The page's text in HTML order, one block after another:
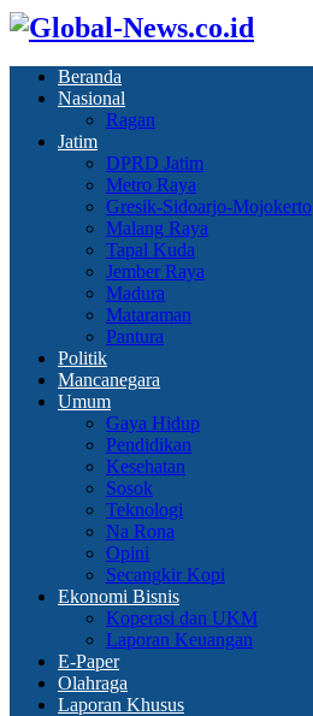
Beranda
Nasional
Ragan
Jatim
DPRD Jatim
Metro Raya
Gresik-Sidoarjo-Mojokerto
Malang Raya
Tapal Kuda
Jember Raya
Madura
Mataraman
Pantura
Politik
Mancanegara
Umum
Gaya Hidup
Pendidikan
Kesehatan
Sosok
Teknologi
Na Rona
Opini
Secangkir Kopi
Ekonomi Bisnis
Koperasi dan UKM
Laporan Keuangan
E-Paper
Olahraga
Laporan Khusus